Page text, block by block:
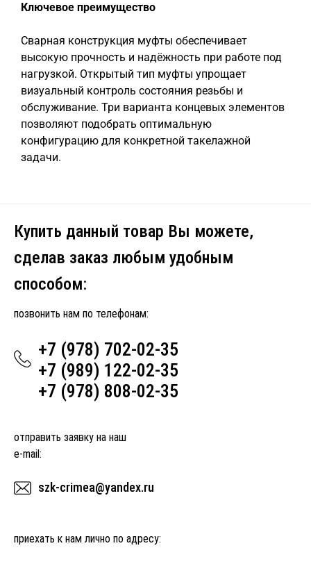
Ключевое преимущество
Сварная конструкция муфты обеспечивает
высокую прочность и надёжность при работе под
нагрузкой. Открытый тип муфты упрощает
визуальный контроль состояния резьбы и
обслуживание. Три варианта концевых элементов
позволяют подобрать оптимальную
конфигурацию для конкретной такелажной
задачи.
Купить данный товар Вы можете,
сделав заказ любым удобным
способом:
позвонить нам по телефонам:
+7 (978) 702-02-35
+7 (989) 122-02-35
+7 (978) 808-02-35
отправить заявку на наш
e-mail:
szk-crimea@yandex.ru
приехать к нам лично по адресу: